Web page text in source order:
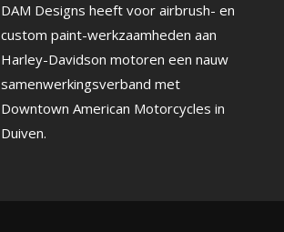
DAM Designs heeft voor airbrush- en
custom paint-werkzaamheden aan
Harley-Davidson motoren een nauw
samenwerkingsverband met
Downtown American Motorcycles in
Duiven.